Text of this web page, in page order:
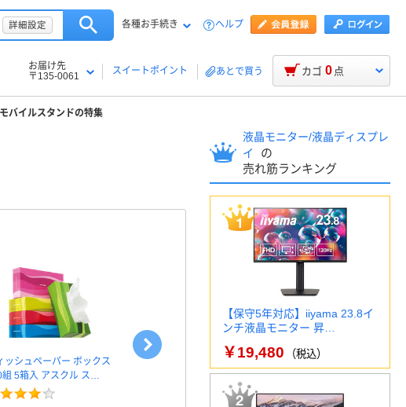
詳細設定 各種お手続き ヘルプ
お届け先
〒135-0061
スイートポイント あとで買う カゴ 0 点
モバイルスタンドの特集
ッシュペーパー ボックス
組 5箱入 アスクル ス…
コピー用紙 マルチペーパ
ー スーパーエコノミー+
100％ 200
液晶モニター/液晶ディスプレ
イ
の
売れ筋ランキング
【保守5年対応】iiyama 23.8イ
ンチ液晶モニター 昇…
￥19,480 （税込）